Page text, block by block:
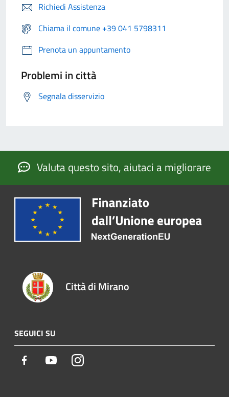
Richiedi Assistenza
Chiama il comune +39 041 5798311
Prenota un appuntamento
Problemi in città
Segnala disservizio
Valuta questo sito, aiutaci a migliorare
Città di Mirano
SEGUICI SU
Facebook YoutubeInstagram